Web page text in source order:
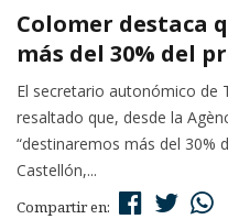
Colomer destaca
más del 30% del
El secretario autonómico de
resaltado que, desde la
“destinaremos más del 30%
Castellón,...
Compartir en: